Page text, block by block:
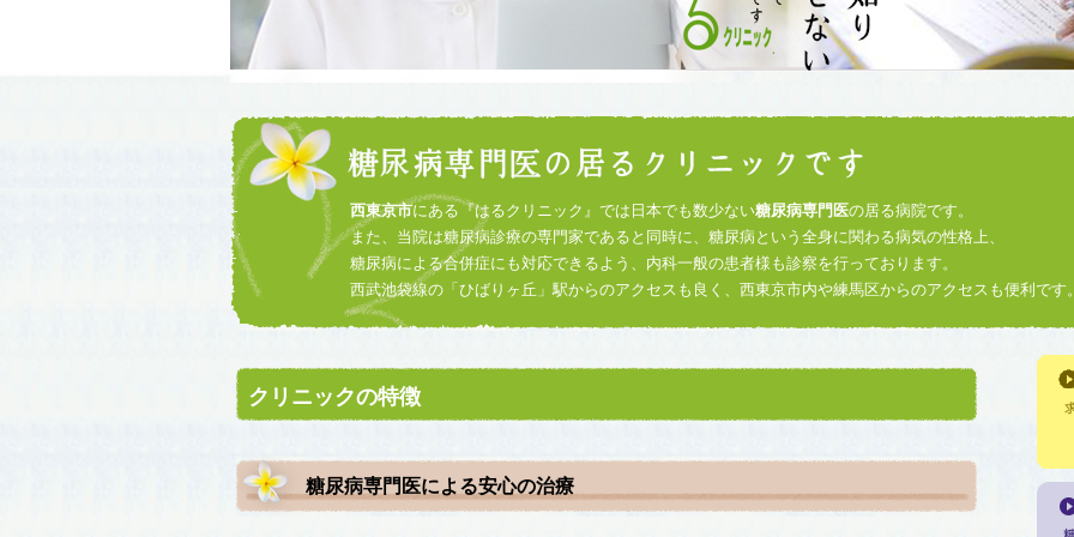
西東京市にある『はるクリニック』では日本でも数少ない糖尿病専門医の居る病院です。
また、当院は糖尿病診療の専門家であると同時に、糖尿病という全身に関わる病気の性格上、
糖尿病による合併症にも対応できるよう、内科一般の患者様も診察を行っております。
西武池袋線の「ひばりヶ丘」駅からのアクセスも良く、西東京市内や練馬区からのアクセスも便利です
クリニックの特徴
糖尿病専門医による安心の治療